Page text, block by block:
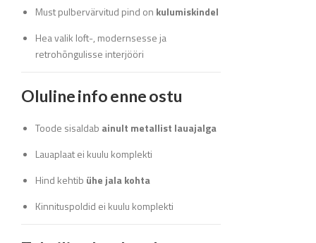
Must pulbervärvitud pind on kulumiskindel
Hea valik loft-, modernsesse ja
retrohõngulisse interjööri
Oluline info enne ostu
Toode sisaldab ainult metallist lauajalga
Lauaplaat ei kuulu komplekti
Hind kehtib ühe jala kohta
Kinnituspoldid ei kuulu komplekti